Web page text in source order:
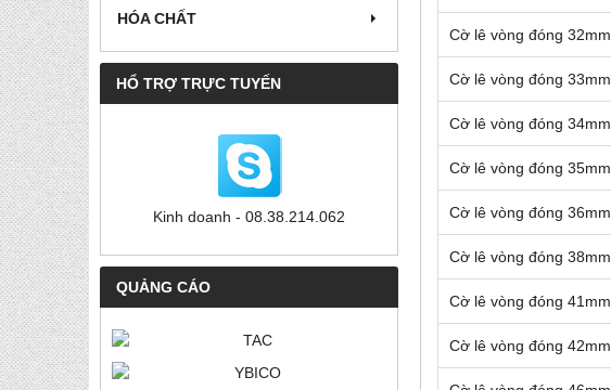
HÓA CHẤT
HỔ TRỢ TRỰC TUYẾN
Kinh doanh - 08.38.214.062
QUẢNG CÁO
Cờ lê vòng đóng 32mm
Cờ lê vòng đóng 33mm
Cờ lê vòng đóng 34mm
Cờ lê vòng đóng 35mm
Cờ lê vòng đóng 36mm
Cờ lê vòng đóng 38mm
Cờ lê vòng đóng 41mm
Cờ lê vòng đóng 42mm